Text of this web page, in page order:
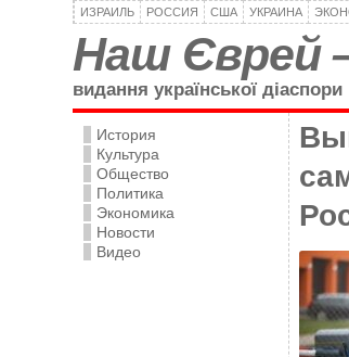
ИЗРАИЛЬ РОССИЯ США УКРАИНА
Наш Єврей
видання української діаспори
История
Культура
Общество
Политика
Экономика
Новости
Видео